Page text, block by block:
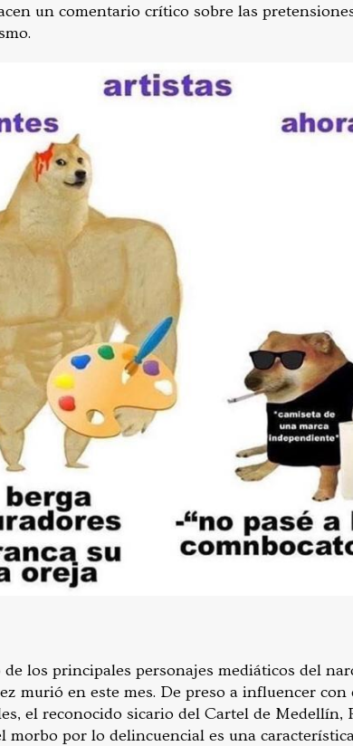
un comentario crítico sobre las
los principales personajes mediáticos del
murió en este mes. De preso a influencer con
el reconocido sicario del Cartel de Medellín,
morbo por lo delincuencial es una